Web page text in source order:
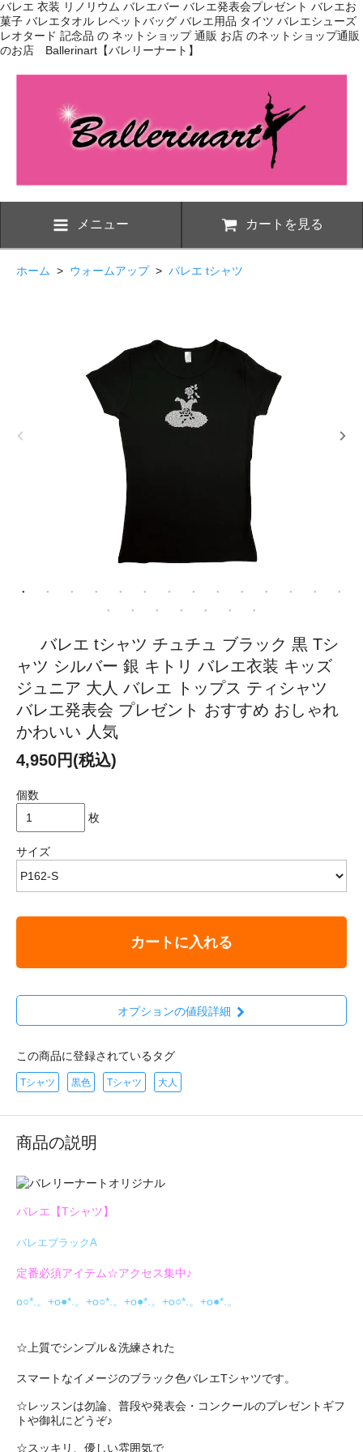
バレエ 衣装 リノリウム バレエバー バレエ発表会プレゼント バレエお
菓子 バレエタオル レペットバッグ バレエ用品 タイツ バレエシューズ
レオタード 記念品 の ネットショップ 通販 お店 のネットショップ通販
のお店 Ballerinart【バレリーナート】
メニュー カートを見る
ホーム > ウォームアップ> バレエ tシャツ
バレエ tシャツ チュチュ ブラック 黒 Tシ
ャツ シルバー 銀 キトリ バレエ衣装 キッズ
ジュニア 大人 バレエ トップス ティシャツ
バレエ発表会 プレゼント おすすめ おしゃれ
かわいい 人気
4,950円(税込)
個数
枚
サイズ
カートに入れる
オプションの値段詳細
この商品に登録されているタグ
Tシャツ 黒色 Tシャツ 大人
商品の説明
バレエ【Tシャツ】
バレエブラックA
定番必須アイテム☆アクセス集中♪
o○*.。+o●*.。+o○*.。+o●*.。+o○*.。+o●*.。
☆上質でシンプル＆洗練された
スマートなイメージのブラック色バレエTシャツです。
☆レッスンは勿論、普段や発表会・コンクールのプレゼントギフ
トや御礼にどうぞ♪
☆スッキリ、優しい雰囲気で